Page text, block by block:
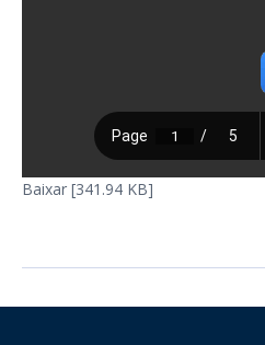
Baixar [341.94 KB]